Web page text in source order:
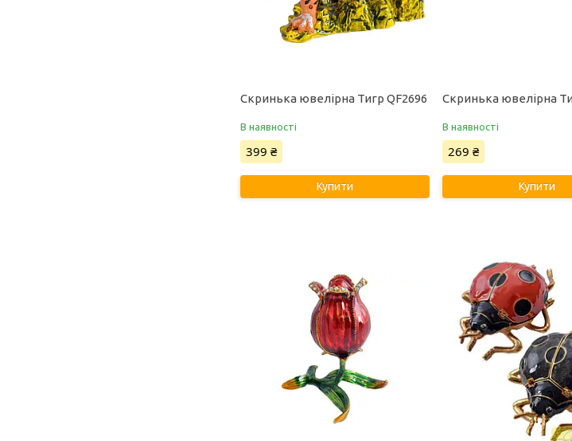
Скринька ювелірна Тигр QF2696
В наявності
399 ₴
Купити
Скринька ювелірна
В наявності
269 ₴
Купити